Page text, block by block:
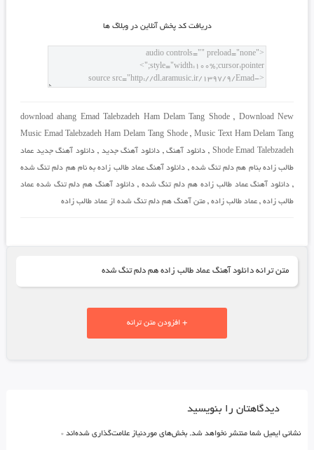
دريافت کد پخش آنلاين در وبلاگ ها
download ahang Emad Talebzadeh Ham Delam Tang Shode, Download New
Music Emad Talebzadeh Ham Delam Tang Shode,Music Text Ham Delam Tang
Shode Emad Talebzadeh
, دانلود آهنگ, دانلود آهنگ جدید , دانلود آهنگ جدید عماد
طالب زاده بنام هم دلم تنگ شده , دانلود آهنگ عماد طالب زاده به نام هم دلم تنگ شده
, دانلود آهنگ عماد طالب زاده هم دلم تنگ شده ,دانلود آهنگ هم دلم تنگ شده عماد
طالب زاده, عماد طالب زاده, متن آهنگ هم دلم تنگ شده از عماد طالب زاده
متن ترانه دانلود آهنگ عماد طالب زاده هم دلم تنگ شده
+ افزودن متن ترانه
دیدگاهتان را بنویسید
نشانی ایمیل شما منتشر نخواهد شد. بخش‌های موردنیاز علامت‌گذاری شده‌اند *